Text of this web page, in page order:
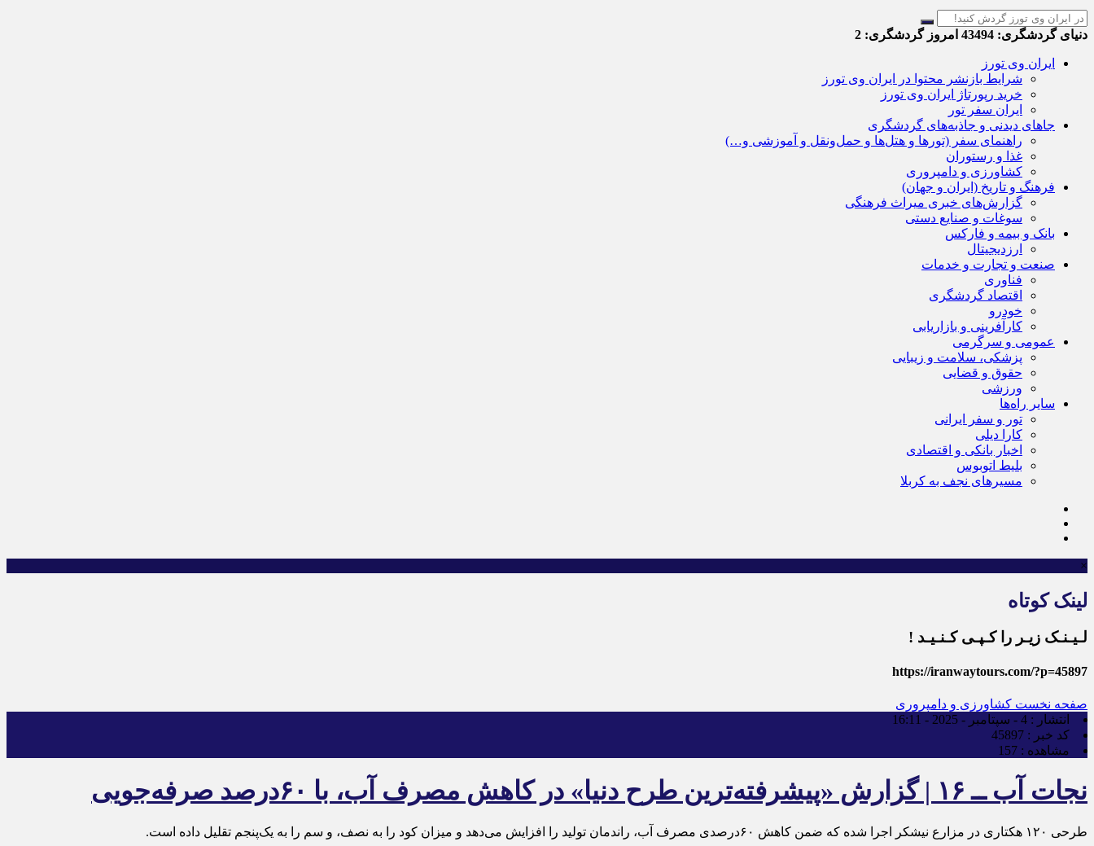
دنیای گردشگری: امروز گردشگری:
ایران وی تورز
شرایط بازنشر محتوا در ایران وی تورز
خرید رپورتاژ ایران وی تورز
ایران سفر تور
جاهای دیدنی و جاذبه‌های گردشگری
راهنمای سفر (تورها و هتل‌ها و حمل‌و‌نقل و آموزشی و…)
غذا و رستوران
کشاورزی و دامپروری
فرهنگ و تاریخ (ایران و جهان)
گزارش‌های خبری میراث فرهنگی
سوغات و صنایع دستی
بانک و بیمه و فارکس
ارزدیجیتال
صنعت و تجارت و خدمات
فناوری
اقتصاد گردشگری
خودرو
کارآفرینی و بازاریابی
عمومی و سرگرمی
پزشکی، سلامت و زیبایی
حقوق و قضایی
ورزشی
سایر راه‌ها
تور و سفر ایرانی
کارا دیلی
اخبار بانکی و اقتصادی
بلیط اتوبوس
مسیرهای نجف به کربلا
×
لینک کوتاه
لـیـنـک زیـر را کـپـی کـنـیـد !
https://iranwaytours.com/?p=45897
صفحه نخست کشاورزی و دامپروری
انتشار : 4 - سپتامبر - 2025 - 16:11
کد خبر : 45897
مشاهده : 157
نجات آب ــ ۱۶ | گزارش «پیشرفته‌ترین طرح دنیا» در کاهش مصرف آب، با ۶۰درصد صرفه‌جویی
طرحی ۱۲۰ هکتاری در مزارع نیشکر اجرا شده که ضمن کاهش ۶۰درصدی مصرف آب، راندمان تولید را افزایش می‌دهد و میزان کود را به نصف، و سم را به یک‌پنجم تقلیل داده است.